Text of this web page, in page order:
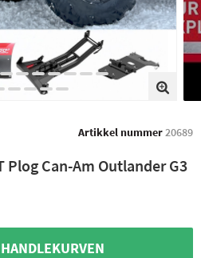
Artikkel nummer20689
Plog Can-Am Outlander G3